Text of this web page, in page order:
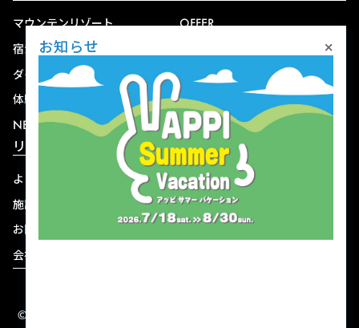
マウンテンリゾート
宿泊
ダイニング
体験
NEWS
OFFER
ショップ
リゾート情報
よくある質問
施設連絡先一覧
お問い合わせ
会社概要
関連施設
資料ダウンロード
© 2004-2026 株式会社岩手ホテルアンドリゾート.
お知らせ ×